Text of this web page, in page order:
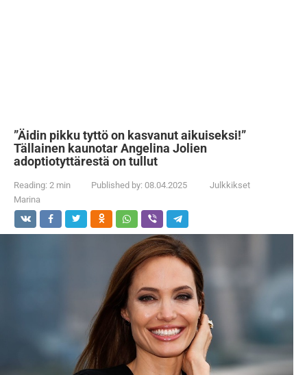
”Äidin pikku tyttö on kasvanut aikuiseksi!”
Tällainen kaunotar Angelina Jolien
adoptiotyttärestä on tullut
Reading: 2 min Published by: 08.04.2025
Julkkikset
Marina